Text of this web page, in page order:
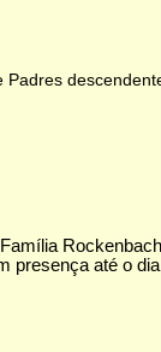
Padres
Rockenbach
presença até o dia